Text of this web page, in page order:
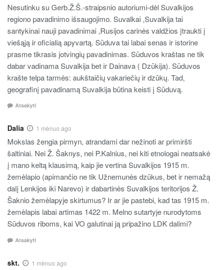
Nesutinku su Gerb.Ž.Š.-straipsnio autoriumi-dėl Suvalkijos
regiono pavadinimo išsaugojimo. Suvalkai ,Suvalkija tai
santykinai nauji pavadinimai ,Rusijos carinės valdžios įtraukti į
viešąją ir oficialią apyvartą. Sūduva tai labai senas ir istorine
prasme tikrasis jotvingių pavadinimas. Sūduvos kraštas ne tik
dabar vadinama Suvalkija bet ir Dainava ( Dzūkija). Sūduvos
krašte telpa tarmės: aukštaičių vakariečių ir dzūkų. Tad,
geografinį pavadinamą Suvalkija būtina keisti į Sūduvą.
Atsakyti
Dalia 1 mėnuo ago
Mokslas žengia pirmyn, atrandami dar nežinoti ar primiršti
šaltiniai. Nei Ž. Šaknys, nei P.Kalnius, nei kiti etnologai neatsakė
į mano keltą klausimą, kaip jie vertina Suvalkijos 1915 m.
žemėlapio (apimančio ne tik Užnemunės dzūkus, bet ir nemažą
dalį Lenkijos iki Narevo) ir dabartinės Suvalkijos teritorijos Ž.
Šaknio žemėlapyje skirtumus? Ir ar jie pastebi, kad tas 1915 m.
žemėlapis labai artimas 1422 m. Melno sutartyje nurodytoms
Sūduvos riboms, kai VO galutinai ją pripažino LDK dalimi?
Atsakyti
skt. 1 mėnuo ago